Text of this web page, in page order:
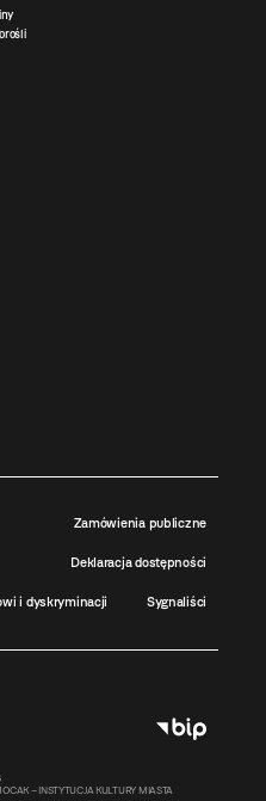
Zamówienia publiczne
Deklaracja dostępności
i dyskryminacji Sygnaliści
– INSTYTUCJA KULTURY MIASTA